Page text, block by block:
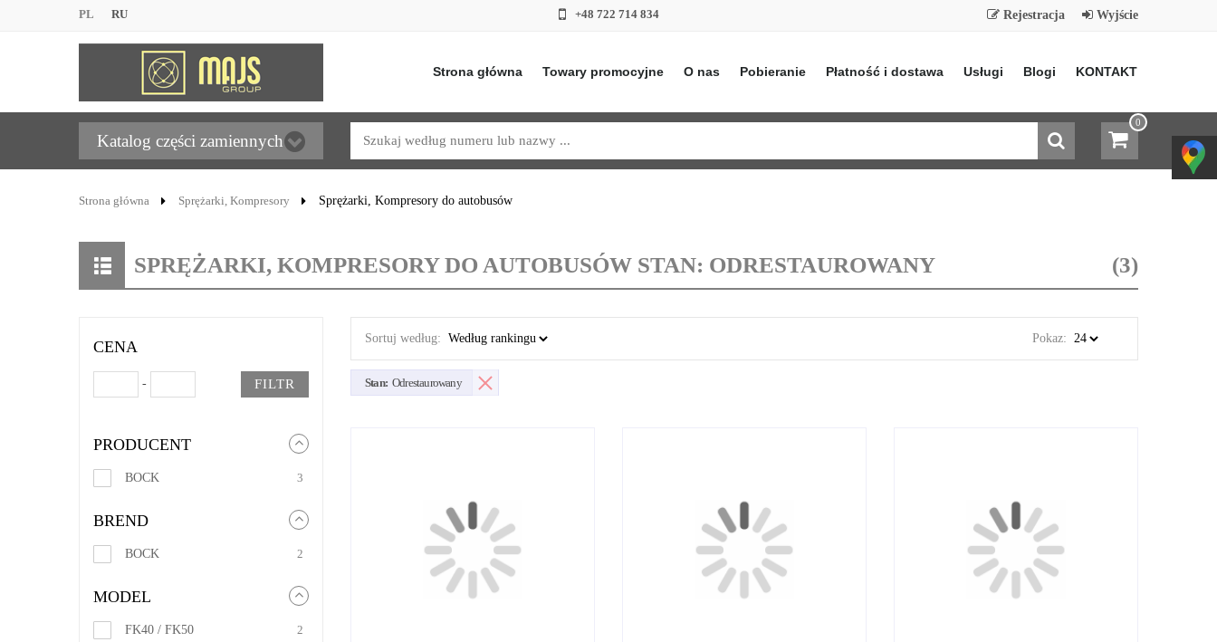
PL RU +48 722 714 834 Rejestracja Wyjście
Strona główna Towary promocyjne O nas Pobieranie Płatność i dostawa Usługi Blogi KONTAKT
Katalog części zamiennych
0
Strona główna Sprężarki, Kompresory Sprężarki, Kompresory do autobusów
SPRĘŻARKI, KOMPRESORY DO AUTOBUSÓW STAN: ODRESTAUROWANY (3)
CENA
- FILTR
PRODUCENT
BOCK 3
BREND
BOCK 2
MODEL
FK40 / FK50 2
Sortuj według: Pokaz:
Stan: Odrestaurowany